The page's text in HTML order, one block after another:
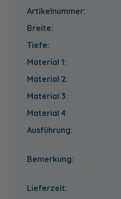
Artikelnummer:
Breite:
Tiefe:
Material 1:
Material 2:
Material 3:
Material 4:
Ausführung:
Bemerkung:
Lieferzeit: